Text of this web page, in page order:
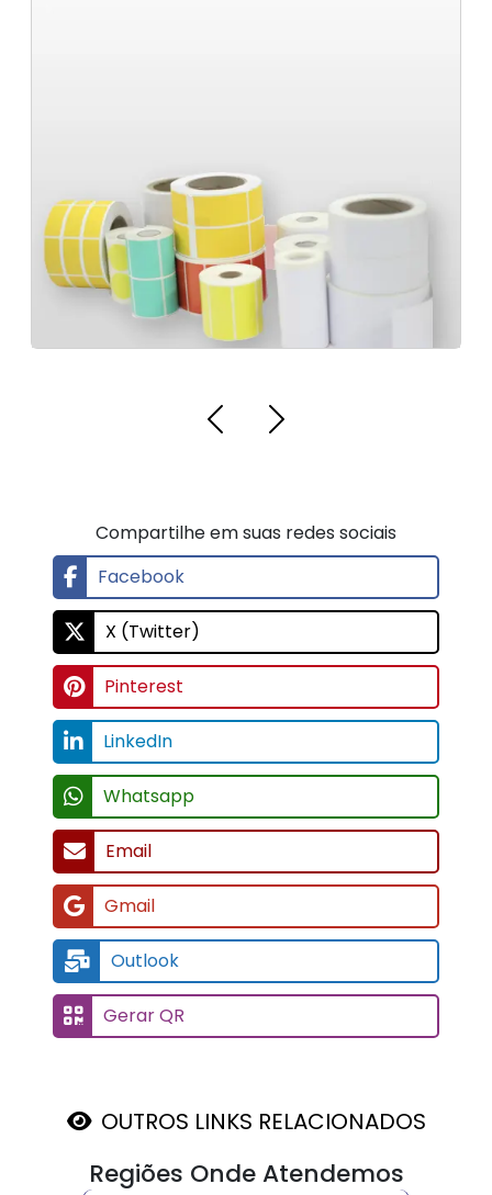
Compartilhe em suas redes sociais
Facebook
X (Twitter)
Pinterest
LinkedIn
Whatsapp
Email
Gmail
Outlook
Gerar QR
OUTROS LINKS RELACIONADOS
Regiões Onde Atendemos